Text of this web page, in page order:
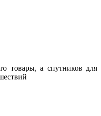
товары, а спутников для